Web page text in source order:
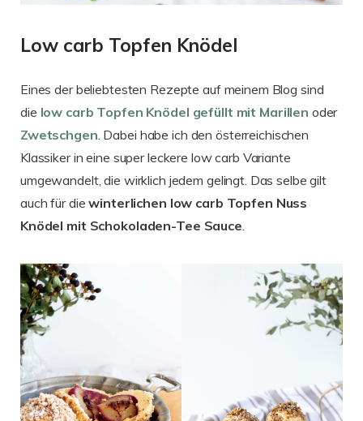
Low carb Topfen Knödel
Eines der beliebtesten Rezepte auf meinem Blog sind
die low carb Topfen Knödel gefüllt mit Marillen oder
Zwetschgen. Dabei habe ich den österreichischen
Klassiker in eine super leckere low carb Variante
umgewandelt, die wirklich jedem gelingt. Das selbe gilt
auch für diewinterlichen low carb Topfen Nuss
Knödel mit Schokoladen-Tee Sauce.